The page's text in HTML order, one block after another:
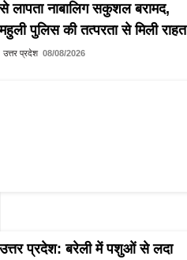
से लापता नाबालिग सकुशल बरामद,
महुली पुलिस की तत्परता से मिली राहत
उत्तर प्रदेश 08/08/2026
उत्तर प्रदेश: बरेली में पशुओं से लदा